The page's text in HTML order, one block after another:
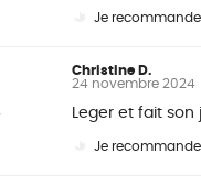
Je
Christine D.
24 novembre 2024
Leger et fait son
Je